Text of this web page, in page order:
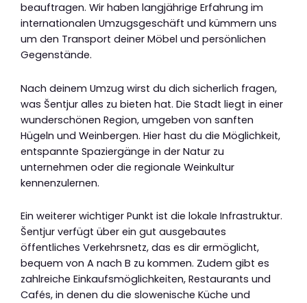
beauftragen. Wir haben langjährige Erfahrung im
internationalen Umzugsgeschäft und kümmern uns
um den Transport deiner Möbel und persönlichen
Gegenstände.
Nach deinem Umzug wirst du dich sicherlich fragen,
was Šentjur alles zu bieten hat. Die Stadt liegt in einer
wunderschönen Region, umgeben von sanften
Hügeln und Weinbergen. Hier hast du die Möglichkeit,
entspannte Spaziergänge in der Natur zu
unternehmen oder die regionale Weinkultur
kennenzulernen.
Ein weiterer wichtiger Punkt ist die lokale Infrastruktur.
Šentjur verfügt über ein gut ausgebautes
öffentliches Verkehrsnetz, das es dir ermöglicht,
bequem von A nach B zu kommen. Zudem gibt es
zahlreiche Einkaufsmöglichkeiten, Restaurants und
Cafés, in denen du die slowenische Küche und